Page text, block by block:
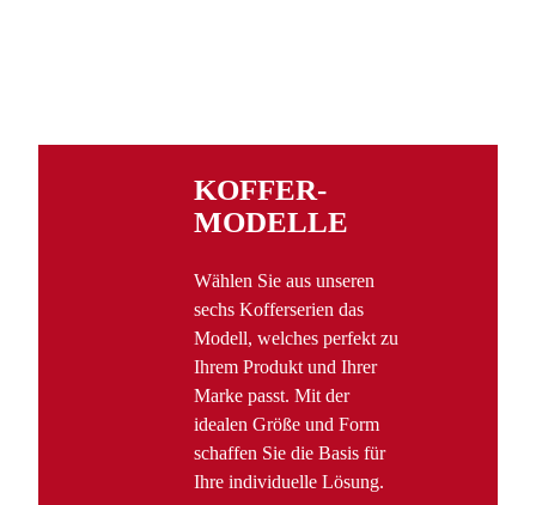
KOFFER­
MODELLE
Wählen Sie aus unseren
sechs Kofferserien das
Modell, welches perfekt zu
Ihrem Produkt und Ihrer
Marke passt. Mit der
idealen Größe und Form
schaffen Sie die Basis für
Ihre individuelle Lösung.